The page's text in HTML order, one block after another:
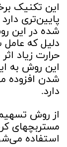
این تکنیک
پایین‌تری
شده در این
دلیل که عامل
حرارت زیاد
این روش به
شدن افزوده
دارد.
از روش
مستربچهای
استفاده